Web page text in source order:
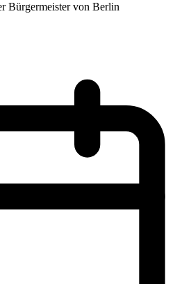
Bürgermeister von Berlin